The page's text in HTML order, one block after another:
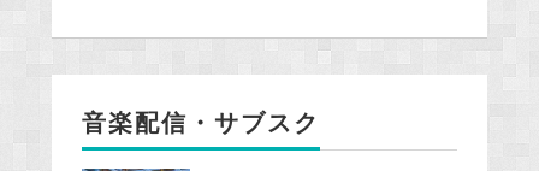
音楽配信・サブスク